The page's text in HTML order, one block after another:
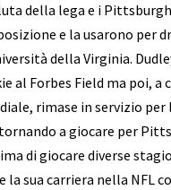
della lega e i
e la usarono per
della Virginia.
al Forbes Field ma poi, a
rimase in servizio per
a giocare per
di giocare diverse
sua carriera nella NFL